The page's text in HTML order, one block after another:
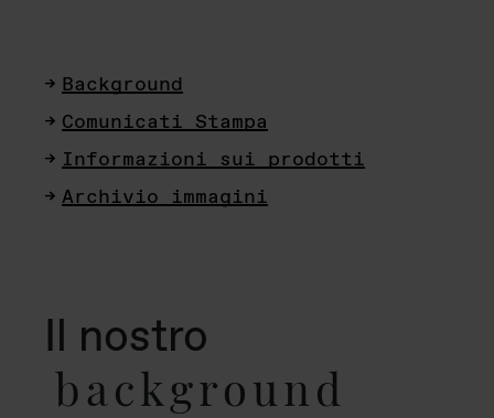
Background
Comunicati Stampa
Informazioni sui prodotti
Archivio immagini
Il nostro
background